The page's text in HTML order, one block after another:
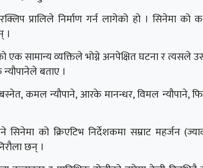
प्रालिले निर्माण गर्न लागेको हो । सिनेमा
।
सामान्य व्यक्तिले भोग्ने अनपेक्षित घटना र त्यसले
बताए ।
कमल न्यौपाने, आरके मानन्धर, विमल न्यौपाने,
को क्रिएटिभ निर्देशकमा सम्राट महर्जन
छन् ।